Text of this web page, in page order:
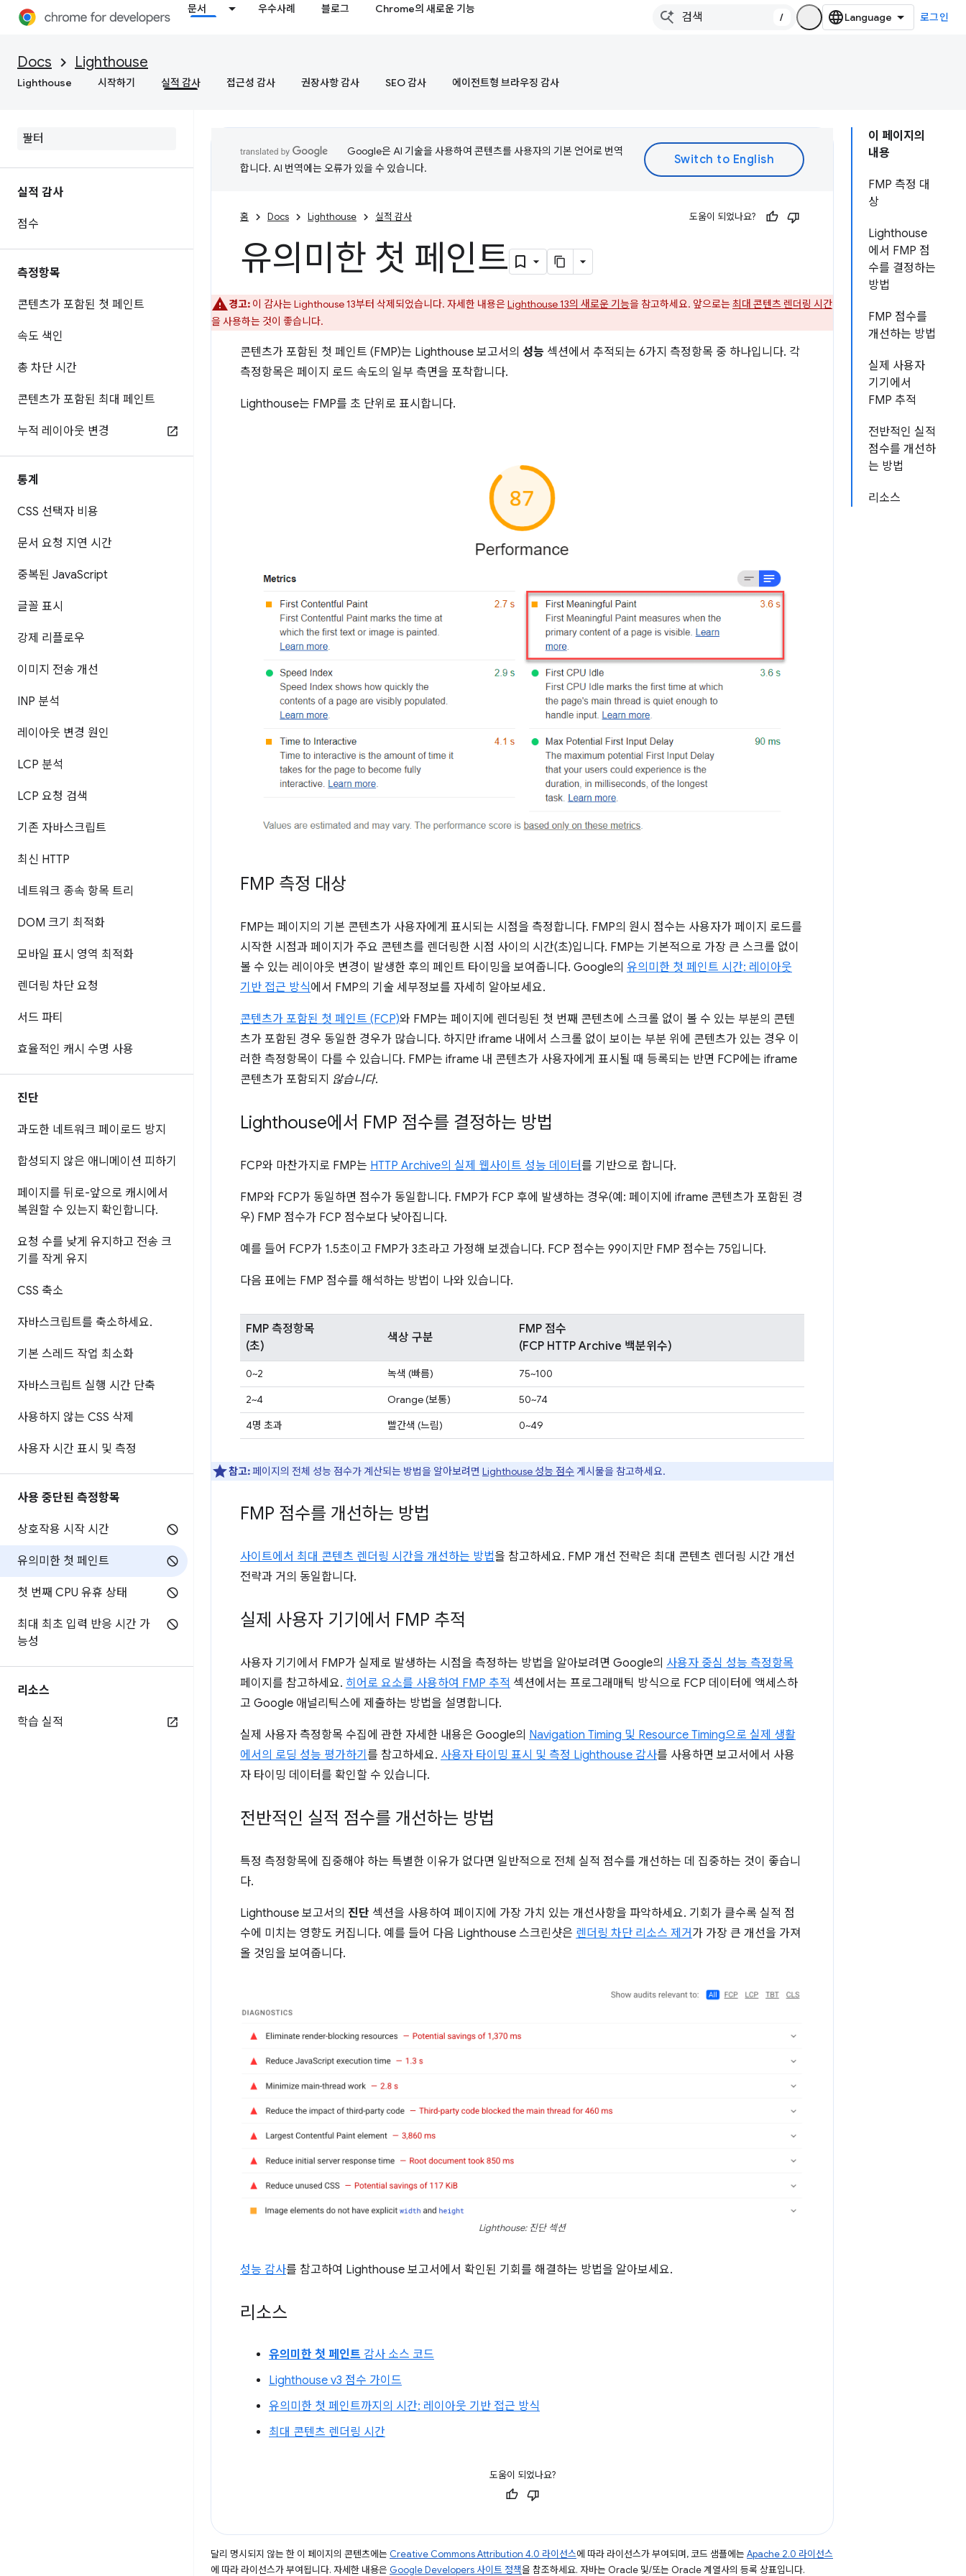
문서 우수사례 블로그 Chrome의 새로운 기능
/ 로그인
Docs Lighthouse
Lighthouse 시작하기 실적 감사 접근성 감사 권장사항 감사 SEO 감사 에이전트형 브라우징 감사
실적 감사
점수
측정항목
콘텐츠가 포함된 첫 페인트
속도 색인
총 차단 시간
콘텐츠가 포함된 최대 페인트
누적 레이아웃 변경
통계
CSS 선택자 비용
문서 요청 지연 시간
중복된 JavaScript
글꼴 표시
강제 리플로우
이미지 전송 개선
INP 분석
레이아웃 변경 원인
LCP 분석
LCP 요청 검색
기존 자바스크립트
최신 HTTP
네트워크 종속 항목 트리
DOM 크기 최적화
모바일 표시 영역 최적화
렌더링 차단 요청
서드 파티
효율적인 캐시 수명 사용
진단
과도한 네트워크 페이로드 방지
합성되지 않은 애니메이션 피하기
페이지를 뒤로-앞으로 캐시에서
복원할 수 있는지 확인합니다.
요청 수를 낮게 유지하고 전송 크
기를 작게 유지
CSS 축소
자바스크립트를 축소하세요.
기본 스레드 작업 최소화
자바스크립트 실행 시간 단축
사용하지 않는 CSS 삭제
사용자 시간 표시 및 측정
사용 중단된 측정항목
상호작용 시작 시간
유의미한 첫 페인트
첫 번째 CPU 유휴 상태
최대 최초 입력 반응 시간 가
능성
리소스
학습 실적
이 페이지의
내용
FMP 측정 대
상
Lighthouse
에서 FMP 점
수를 결정하는
방법
FMP 점수를
개선하는 방법
실제 사용자
기기에서
FMP 추적
전반적인 실적
점수를 개선하
는 방법
리소스
Google은 AI 기술을 사용하여 콘텐츠를 사용자의 기본 언어로 번역
합니다. AI 번역에는 오류가 있을 수 있습니다.
홈 Docs Lighthouse 실적 감사 도움이 되었나요?
유의미한 첫 페인트
경고: 이 감사는 Lighthouse 13부터 삭제되었습니다. 자세한 내용은Lighthouse 13의 새로운 기능을 참고하세요. 앞으로는최대 콘텐츠 렌더링 시간
을 사용하는 것이 좋습니다.
콘텐츠가 포함된 첫 페인트 (FMP)는 Lighthouse 보고서의 성능 섹션에서 추적되는 6가지 측정항목 중 하나입니다. 각
측정항목은 페이지 로드 속도의 일부 측면을 포착합니다.
Lighthouse는 FMP를 초 단위로 표시합니다.
FMP 측정 대상
FMP는 페이지의 기본 콘텐츠가 사용자에게 표시되는 시점을 측정합니다. FMP의 원시 점수는 사용자가 페이지 로드를
시작한 시점과 페이지가 주요 콘텐츠를 렌더링한 시점 사이의 시간(초)입니다. FMP는 기본적으로 가장 큰 스크롤 없이
볼 수 있는 레이아웃 변경이 발생한 후의 페인트 타이밍을 보여줍니다. Google의 유의미한 첫 페인트 시간: 레이아웃
기반 접근 방식에서 FMP의 기술 세부정보를 자세히 알아보세요.
콘텐츠가 포함된 첫 페인트 (FCP)와 FMP는 페이지에 렌더링된 첫 번째 콘텐츠에 스크롤 없이 볼 수 있는 부분의 콘텐
츠가 포함된 경우 동일한 경우가 많습니다. 하지만 iframe 내에서 스크롤 없이 보이는 부분 위에 콘텐츠가 있는 경우 이
러한 측정항목이 다를 수 있습니다. FMP는 iframe 내 콘텐츠가 사용자에게 표시될 때 등록되는 반면 FCP에는 iframe
콘텐츠가 포함되지 않습니다.
Lighthouse에서 FMP 점수를 결정하는 방법
FCP와 마찬가지로 FMP는 HTTP Archive의 실제 웹사이트 성능 데이터를 기반으로 합니다.
FMP와 FCP가 동일하면 점수가 동일합니다. FMP가 FCP 후에 발생하는 경우(예: 페이지에 iframe 콘텐츠가 포함된 경
우) FMP 점수가 FCP 점수보다 낮아집니다.
예를 들어 FCP가 1.5초이고 FMP가 3초라고 가정해 보겠습니다. FCP 점수는 99이지만 FMP 점수는 75입니다.
다음 표에는 FMP 점수를 해석하는 방법이 나와 있습니다.
FMP 측정항목
(초)
색상 구분
FMP 점수
(FCP HTTP Archive 백분위수)
0~2 녹색 (빠름)
75~100
2~4
Orange (보통)
50~74
4명 초과
빨간색 (느림) 0~49
참고:페이지의 전체 성능 점수가 계산되는 방법을 알아보려면 Lighthouse 성능 점수 게시물을 참고하세요.
FMP 점수를 개선하는 방법
사이트에서 최대 콘텐츠 렌더링 시간을 개선하는 방법을 참고하세요. FMP 개선 전략은 최대 콘텐츠 렌더링 시간 개선
전략과 거의 동일합니다.
실제 사용자 기기에서 FMP 추적
사용자 기기에서 FMP가 실제로 발생하는 시점을 측정하는 방법을 알아보려면 Google의 사용자 중심 성능 측정항목
페이지를 참고하세요. 히어로 요소를 사용하여 FMP 추적 섹션에서는 프로그래매틱 방식으로 FCP 데이터에 액세스하
고 Google 애널리틱스에 제출하는 방법을 설명합니다.
실제 사용자 측정항목 수집에 관한 자세한 내용은 Google의 Navigation Timing 및 Resource Timing으로 실제 생활
에서의 로딩 성능 평가하기 를 참고하세요. 사용자 타이밍 표시 및 측정 Lighthouse 감사를 사용하면 보고서에서 사용
자 타이밍 데이터를 확인할 수 있습니다.
전반적인 실적 점수를 개선하는 방법
특정 측정항목에 집중해야 하는 특별한 이유가 없다면 일반적으로 전체 실적 점수를 개선하는 데 집중하는 것이 좋습니
다.
Lighthouse 보고서의 진단 섹션을 사용하여 페이지에 가장 가치 있는 개선사항을 파악하세요. 기회가 클수록 실적 점
수에 미치는 영향도 커집니다. 예를 들어 다음 Lighthouse 스크린샷은 렌더링 차단 리소스 제거 가 가장 큰 개선을 가져
올 것임을 보여줍니다.
Lighthouse: 진단 섹션
성능 감사를 참고하여 Lighthouse 보고서에서 확인된 기회를 해결하는 방법을 알아보세요.
리소스
유의미한 첫 페인트 감사 소스 코드
Lighthouse v3 점수 가이드
유의미한 첫 페인트까지의 시간: 레이아웃 기반 접근 방식
최대 콘텐츠 렌더링 시간
도움이 되었나요?
달리 명시되지 않는 한 이 페이지의 콘텐츠에는 Creative Commons Attribution 4.0 라이선스에 따라 라이선스가 부여되며, 코드 샘플에는 Apache 2.0 라이선스
에 따라 라이선스가 부여됩니다. 자세한 내용은 Google Developers 사이트 정책을 참조하세요. 자바는 Oracle 및/또는 Oracle 계열사의 등록 상표입니다.